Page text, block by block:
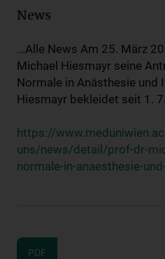
News
...Alle News Am 25. März
Michael Hiesmayr seine
Normale in Anästhesie und
Hiesmayr bekleidet seit 1.
https://
uns/news/detail/prof-dr-
normale-in-anaesthesie-
PDF